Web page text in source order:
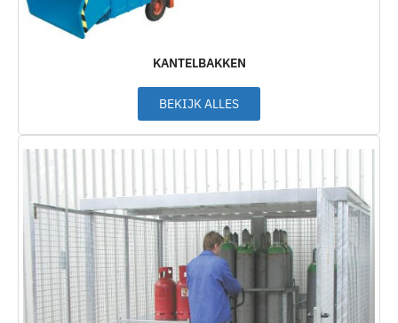
KANTELBAKKEN
BEKIJK ALLES